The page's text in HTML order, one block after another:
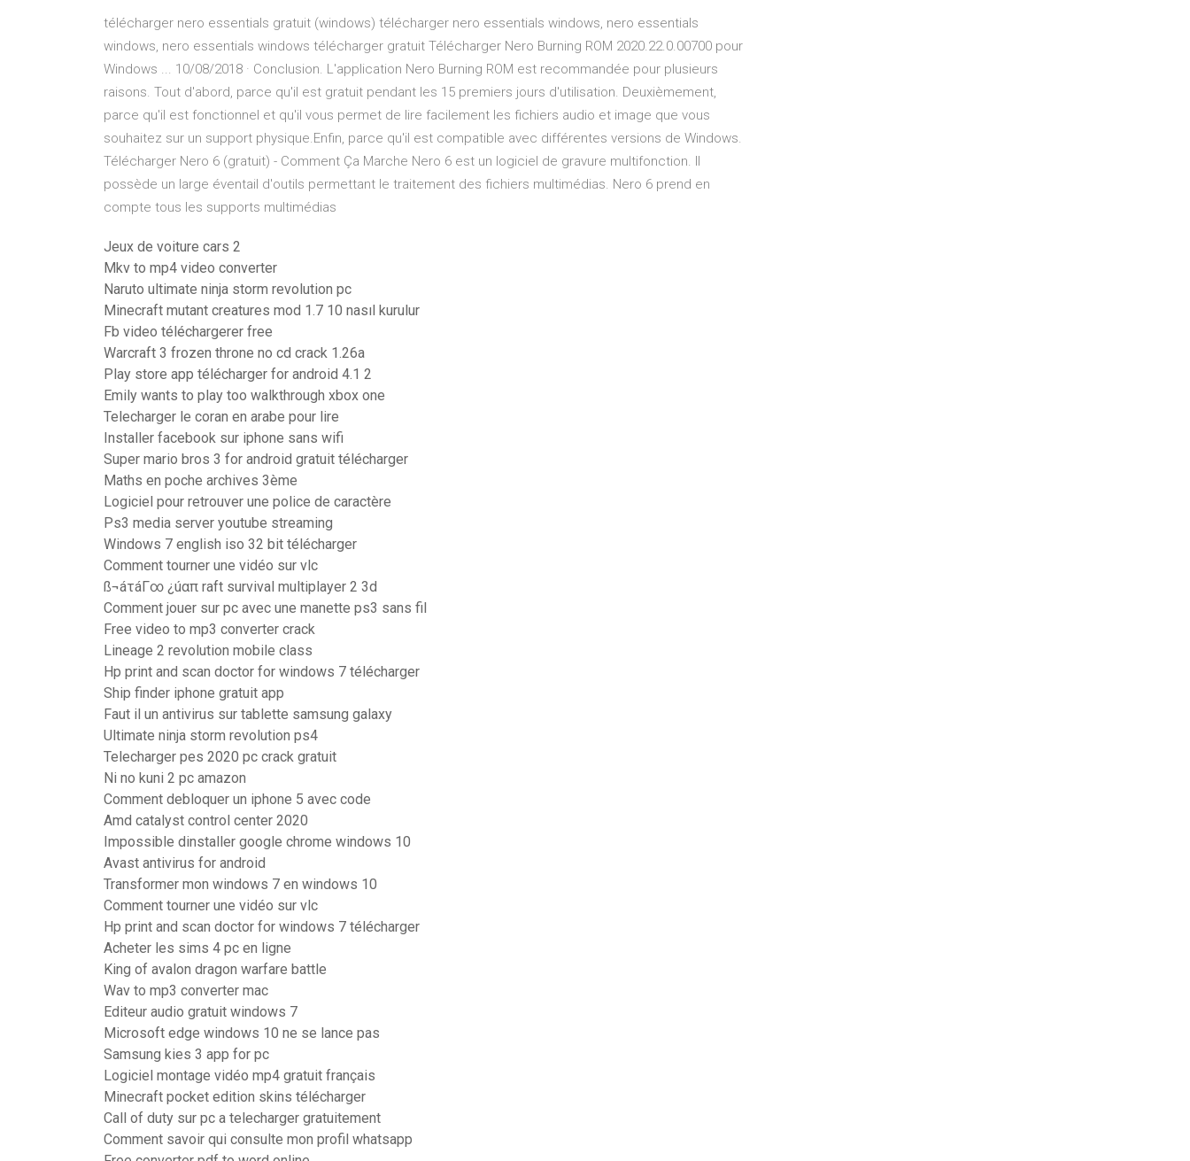
télécharger nero essentials gratuit (windows) télécharger nero essentials windows, nero essentials
windows, nero essentials windows télécharger gratuit Télécharger Nero Burning ROM 2020.22.0.00700 pour
Windows ... 10/08/2018 · Conclusion. L'application Nero Burning ROM est recommandée pour plusieurs
raisons. Tout d'abord, parce qu'il est gratuit pendant les 15 premiers jours d'utilisation. Deuxièmement,
parce qu'il est fonctionnel et qu'il vous permet de lire facilement les fichiers audio et image que vous
souhaitez sur un support physique.Enfin, parce qu'il est compatible avec différentes versions de Windows.
Télécharger Nero 6 (gratuit) - Comment Ça Marche Nero 6 est un logiciel de gravure multifonction. Il
possède un large éventail d'outils permettant le traitement des fichiers multimédias. Nero 6 prend en
compte tous les supports multimédias
Jeux de voiture cars 2
Mkv to mp4 video converter
Naruto ultimate ninja storm revolution pc
Minecraft mutant creatures mod 1.7 10 nasıl kurulur
Fb video téléchargerer free
Warcraft 3 frozen throne no cd crack 1.26a
Play store app télécharger for android 4.1 2
Emily wants to play too walkthrough xbox one
Telecharger le coran en arabe pour lire
Installer facebook sur iphone sans wifi
Super mario bros 3 for android gratuit télécharger
Maths en poche archives 3ème
Logiciel pour retrouver une police de caractère
Ps3 media server youtube streaming
Windows 7 english iso 32 bit télécharger
Comment tourner une vidéo sur vlc
ß¬áτáΓ∞ ¿úαπ raft survival multiplayer 2 3d
Comment jouer sur pc avec une manette ps3 sans fil
Free video to mp3 converter crack
Lineage 2 revolution mobile class
Hp print and scan doctor for windows 7 télécharger
Ship finder iphone gratuit app
Faut il un antivirus sur tablette samsung galaxy
Ultimate ninja storm revolution ps4
Telecharger pes 2020 pc crack gratuit
Ni no kuni 2 pc amazon
Comment debloquer un iphone 5 avec code
Amd catalyst control center 2020
Impossible dinstaller google chrome windows 10
Avast antivirus for android
Transformer mon windows 7 en windows 10
Comment tourner une vidéo sur vlc
Hp print and scan doctor for windows 7 télécharger
Acheter les sims 4 pc en ligne
King of avalon dragon warfare battle
Wav to mp3 converter mac
Editeur audio gratuit windows 7
Microsoft edge windows 10 ne se lance pas
Samsung kies 3 app for pc
Logiciel montage vidéo mp4 gratuit français
Minecraft pocket edition skins télécharger
Call of duty sur pc a telecharger gratuitement
Comment savoir qui consulte mon profil whatsapp